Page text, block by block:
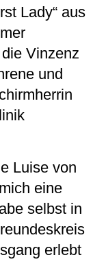
Lady“ aus
Vinzenz
und
Luise von
eine
selbst in
erlebt